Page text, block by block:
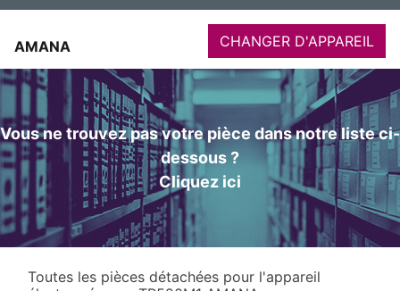
AMANA CHANGER D'APPAREIL
Vous ne trouvez pas votre pièce dans notre liste ci-
dessous ?
Cliquez ici
Toutes les pièces détachées pour l'appareil